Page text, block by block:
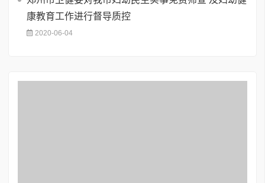
康教育工作进行督导质控
2020-06-04